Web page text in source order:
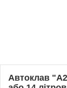
Автоклав